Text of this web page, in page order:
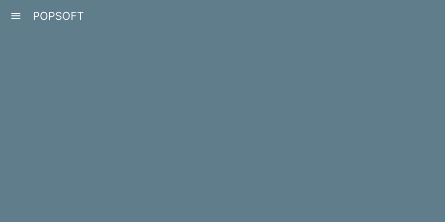
menu POPSOFT